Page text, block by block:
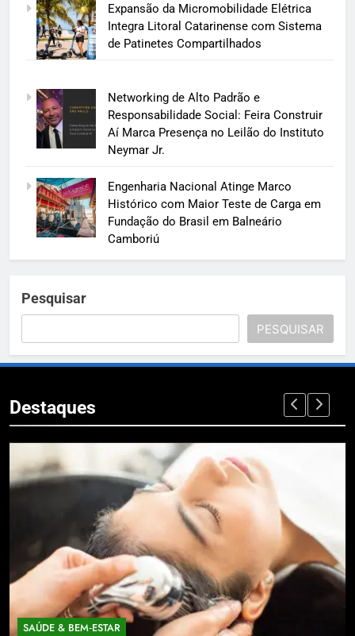
Expansão da Micromobilidade Elétrica
Integra Litoral Catarinense com Sistema
de Patinetes Compartilhados
Networking de Alto Padrão e
Responsabilidade Social: Feira Construir
Aí Marca Presença no Leilão do Instituto
Neymar Jr.
Engenharia Nacional Atinge Marco
Histórico com Maior Teste de Carga em
Fundação do Brasil em Balneário
Camboriú
Pesquisar
PESQUISAR
Destaques
SAÚDE & BEM‑ESTAR